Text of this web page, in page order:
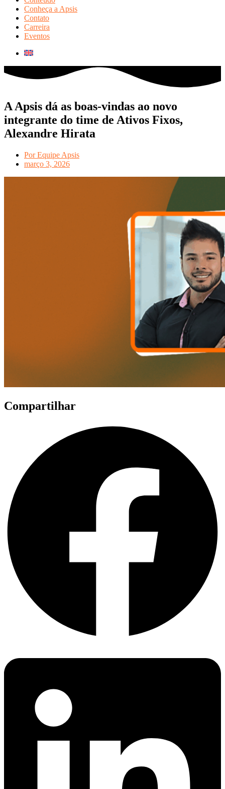
Conheça a Apsis
Contato
Carreira
Eventos
A Apsis dá as boas-vindas ao novo
integrante do time de Ativos Fixos,
Alexandre Hirata
PorEquipe Apsis
março 3, 2026
Compartilhar